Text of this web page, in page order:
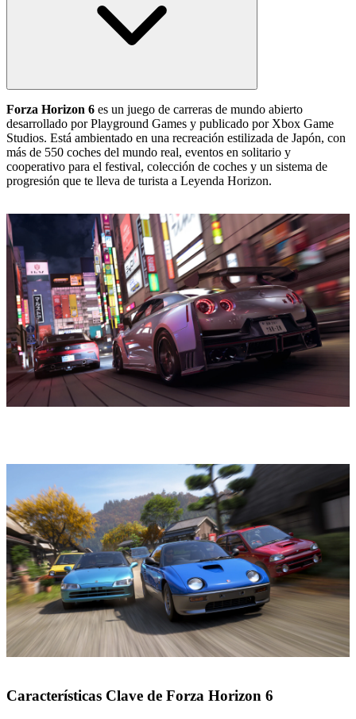
Forza Horizon 6 es un juego de carreras de mundo abierto
desarrollado por Playground Games y publicado por Xbox Game
Studios. Está ambientado en una recreación estilizada de Japón, con
más de 550 coches del mundo real, eventos en solitario y
cooperativo para el festival, colección de coches y un sistema de
progresión que te lleva de turista a Leyenda Horizon.
Características Clave de Forza Horizon 6